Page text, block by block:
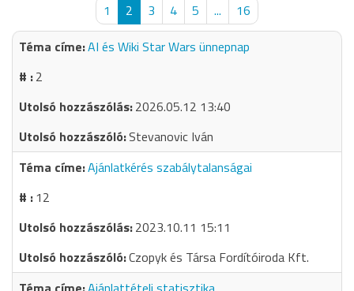
1 2 3 4 5 ...
16
AI és Wiki Star Wars ünnepnap
2
2026.05.12 13:40
Stevanovic Iván
Ajánlatkérés szabálytalanságai
12
2023.10.11 15:11
Czopyk és Társa Fordítóiroda Kft.